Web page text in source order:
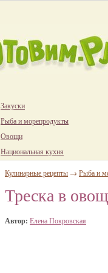
Закуски
Рыба и морепродукты
Овощи
Национальная кухня
Кулинарные рецепты → Рыба и
Треска в
Автор: Елена Покровская